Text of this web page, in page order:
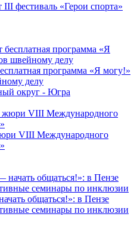
фестиваль «Герои спорта»
программа «Я могу!»
делу
округ - Югра
VIII Международного
общаться!»: в Пензе
семинары по инклюзии